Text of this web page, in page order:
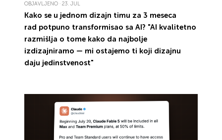
OBJAVLJENO · 23. JUL
Kako se u jednom dizajn timu za 3 meseca
rad potpuno transformisao sa AI? "AI kvalitetno
razmišlja o tome kako da najbolje
izdizajniramo — mi ostajemo ti koji dizajnu
daju jedinstvenost"